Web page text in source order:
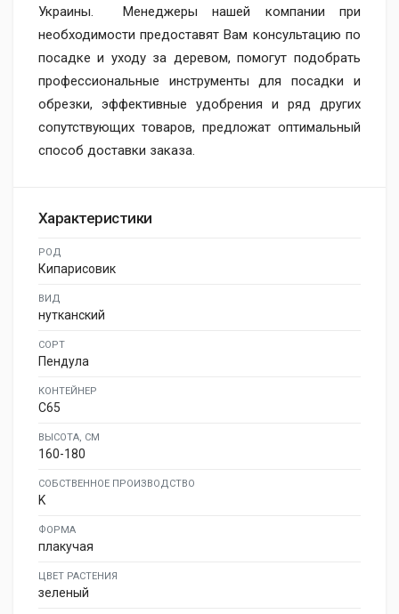
Украины. Менеджеры нашей компании при
необходимости предоставят Вам консультацию по
посадке и уходу за деревом, помогут подобрать
профессиональные инструменты для посадки и
обрезки, эффективные удобрения и ряд других
сопутствующих товаров, предложат оптимальный
способ доставки заказа.
Характеристики
РОД
Кипарисовик
ВИД
нутканский
СОРТ
Пендула
КОНТЕЙНЕР
C65
ВЫСОТА, СМ
160-180
СОБСТВЕННОЕ ПРОИЗВОДСТВО
K
ФОРМА
плакучая
ЦВЕТ РАСТЕНИЯ
зеленый